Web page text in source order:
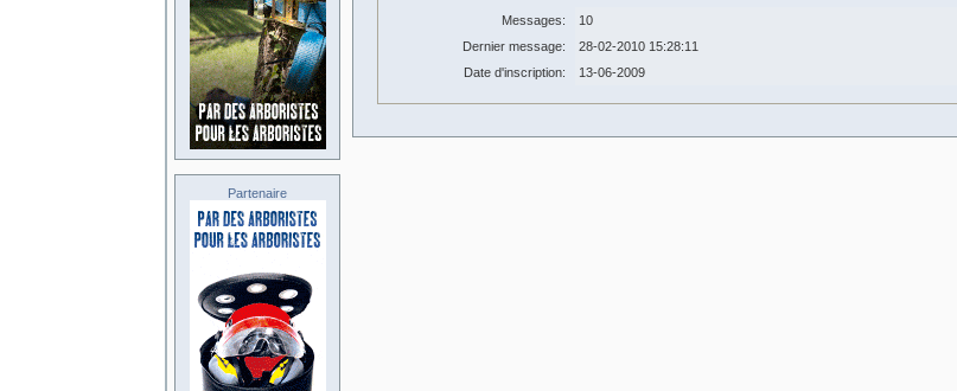
Messages:
10
Dernier message:
28-02-2010 15:28:11
Date d'inscription:
13-06-2009
Partenaire